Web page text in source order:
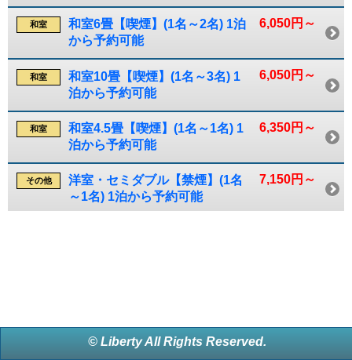
6,050円～
和室
和室6畳【喫煙】(1名～2名) 1泊
から予約可能
6,050円～
和室
和室10畳【喫煙】(1名～3名) 1
泊から予約可能
6,350円～
和室
和室4.5畳【喫煙】(1名～1名) 1
泊から予約可能
7,150円～
その他
洋室・セミダブル【禁煙】(1名
～1名) 1泊から予約可能
© Liberty All Rights Reserved.